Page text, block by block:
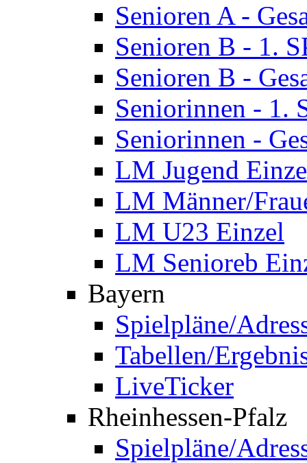
Senioren A -
Senioren B - 1.
Senioren B -
Seniorinnen - 1.
Seniorinnen -
LM Jugend
LM Männer/
LM U23 Einzel
LM Senioreb
Bayern
Spielpläne/
Tabellen/
LiveTicker
Rheinhessen-Pfalz
Spielpläne/